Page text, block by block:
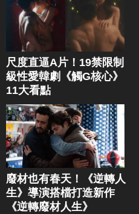
尺度直逼A片！19禁限制
級性愛韓劇《觸G核心》
11大看點
廢材也有春天！《逆轉人
生》導演搭檔打造新作
《逆轉廢材人生》